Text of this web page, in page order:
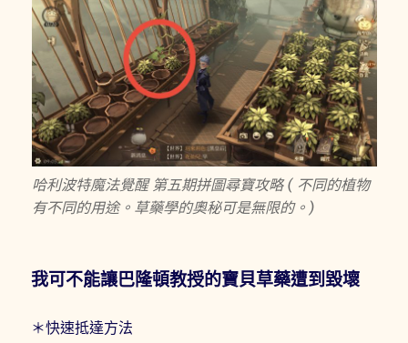
哈利波特魔法覺醒 第五期拼圖尋寶攻略 ( 不同的植物
有不同的用途。草藥學的奧秘可是無限的。)
我可不能讓巴隆頓教授的寶貝草藥遭到毀壞
＊快速抵達方法